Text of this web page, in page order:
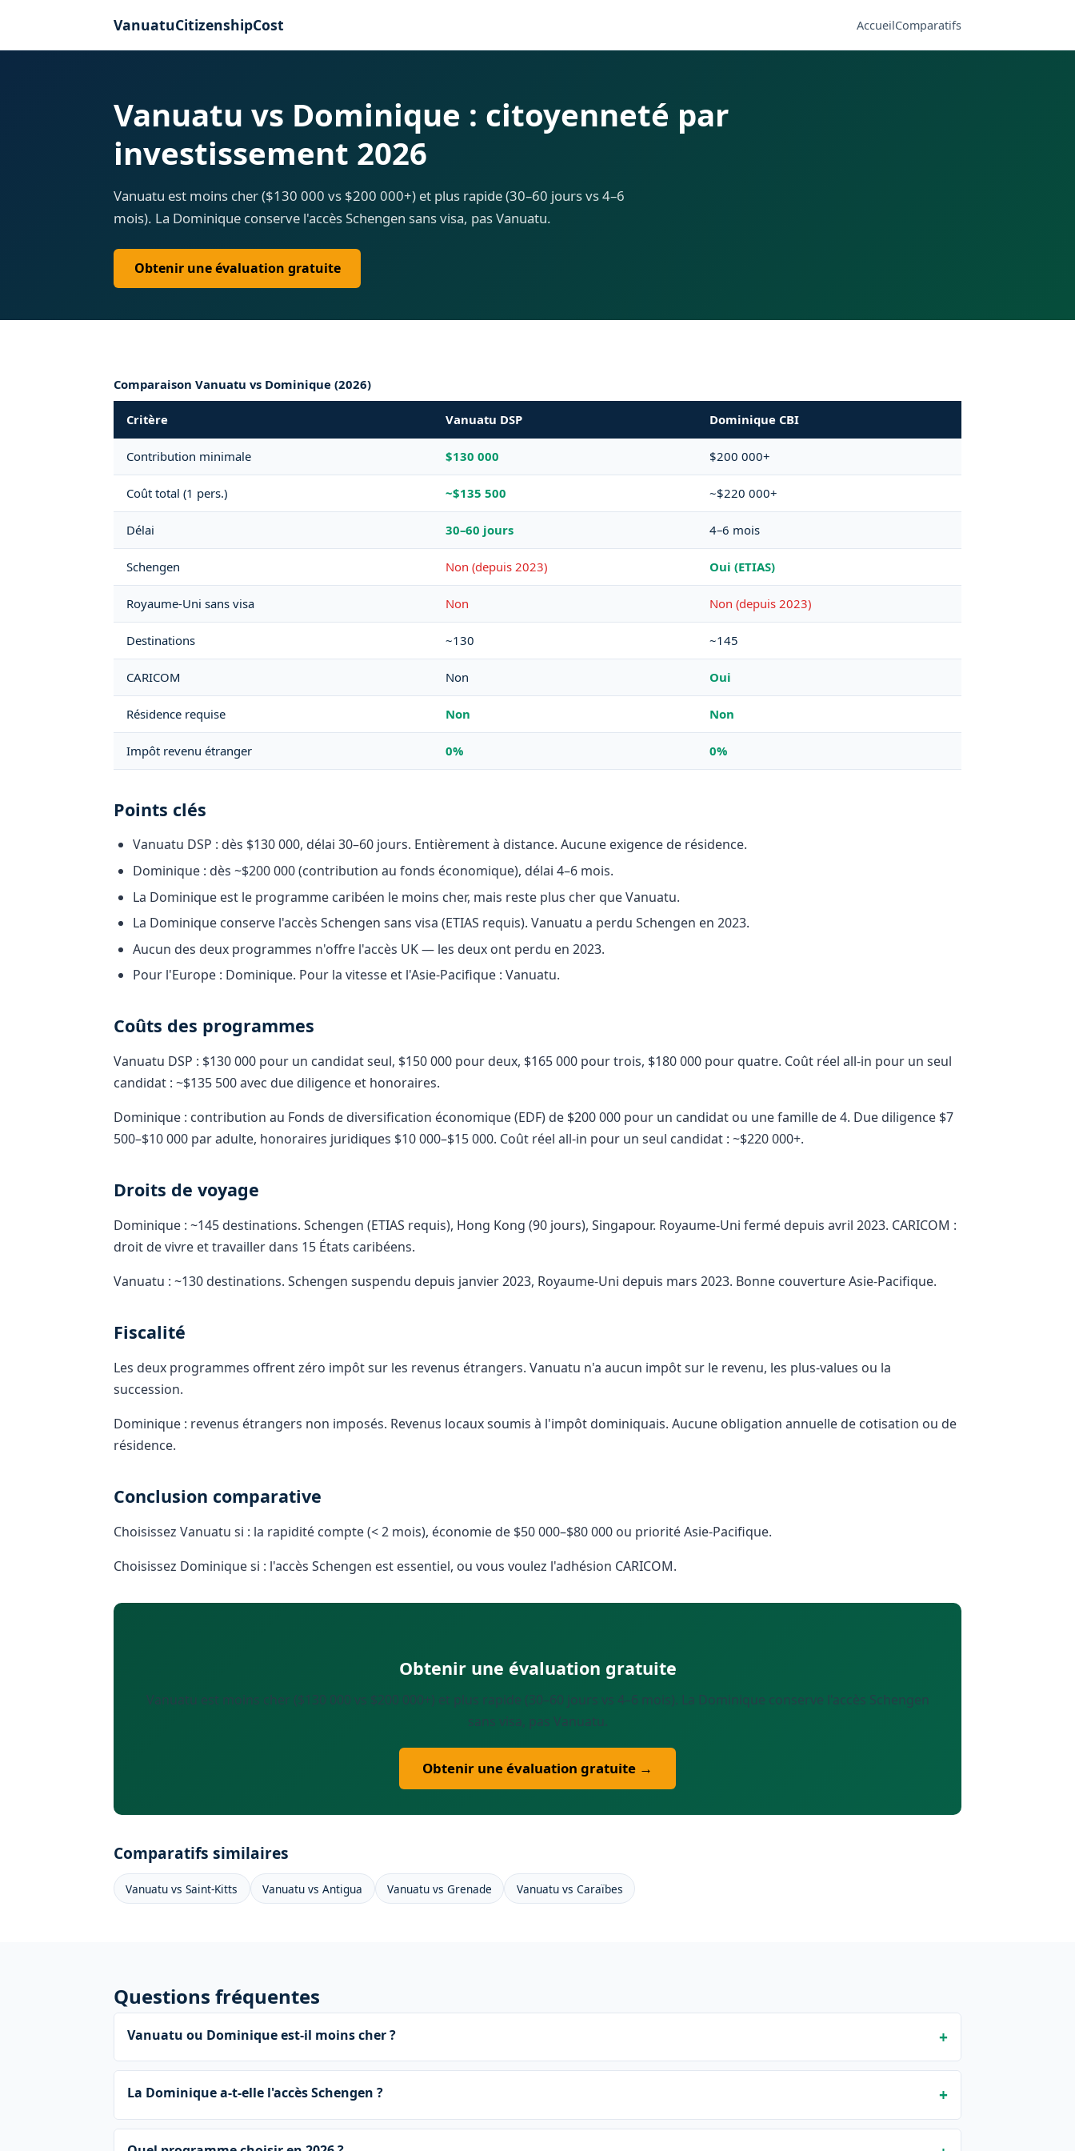
VanuatuCitizenshipCost AccueilComparatifs
Vanuatu vs Dominique : citoyenneté par
investissement 2026
Vanuatu est moins cher ($130 000 vs $200 000+) et plus rapide (30–60 jours vs 4–6
mois). La Dominique conserve l'accès Schengen sans visa, pas Vanuatu.
Obtenir une évaluation gratuite
Comparaison Vanuatu vs Dominique (2026)
Critère Vanuatu DSP Dominique CBI
Contribution minimale $130 000 $200 000+
Coût total (1 pers.) ~$135 500 ~$220 000+
Délai 30–60 jours 4–6 mois
Schengen Non (depuis 2023) Oui (ETIAS)
Royaume-Uni sans visa Non Non (depuis 2023)
Destinations ~130 ~145
CARICOM Non Oui
Résidence requise Non Non
Impôt revenu étranger 0% 0%
Points clés
Vanuatu DSP : dès $130 000, délai 30–60 jours. Entièrement à distance. Aucune exigence de résidence.
Dominique : dès ~$200 000 (contribution au fonds économique), délai 4–6 mois.
La Dominique est le programme caribéen le moins cher, mais reste plus cher que Vanuatu.
La Dominique conserve l'accès Schengen sans visa (ETIAS requis). Vanuatu a perdu Schengen en 2023.
Aucun des deux programmes n'offre l'accès UK — les deux ont perdu en 2023.
Pour l'Europe : Dominique. Pour la vitesse et l'Asie-Pacifique : Vanuatu.
Coûts des programmes
Vanuatu DSP : $130 000 pour un candidat seul, $150 000 pour deux, $165 000 pour trois, $180 000 pour quatre. Coût réel all-in pour un seul
candidat : ~$135 500 avec due diligence et honoraires.
Dominique : contribution au Fonds de diversification économique (EDF) de $200 000 pour un candidat ou une famille de 4. Due diligence $7
500–$10 000 par adulte, honoraires juridiques $10 000–$15 000. Coût réel all-in pour un seul candidat : ~$220 000+.
Droits de voyage
Dominique : ~145 destinations. Schengen (ETIAS requis), Hong Kong (90 jours), Singapour. Royaume-Uni fermé depuis avril 2023. CARICOM :
droit de vivre et travailler dans 15 États caribéens.
Vanuatu : ~130 destinations. Schengen suspendu depuis janvier 2023, Royaume-Uni depuis mars 2023. Bonne couverture Asie-Pacifique.
Fiscalité
Les deux programmes offrent zéro impôt sur les revenus étrangers. Vanuatu n'a aucun impôt sur le revenu, les plus-values ou la
succession.
Dominique : revenus étrangers non imposés. Revenus locaux soumis à l'impôt dominiquais. Aucune obligation annuelle de cotisation ou de
résidence.
Conclusion comparative
Choisissez Vanuatu si : la rapidité compte (< 2 mois), économie de $50 000–$80 000 ou priorité Asie-Pacifique.
Choisissez Dominique si : l'accès Schengen est essentiel, ou vous voulez l'adhésion CARICOM.
Obtenir une évaluation gratuite
Vanuatu est moins cher ($130 000 vs $200 000+) et plus rapide (30–60 jours vs 4–6 mois). La Dominique conserve l'accès Schengen
sans visa, pas Vanuatu.
Obtenir une évaluation gratuite →
Comparatifs similaires
Vanuatu vs Saint-Kitts Vanuatu vs Antigua Vanuatu vs Grenade Vanuatu vs Caraïbes
Questions fréquentes
Vanuatu ou Dominique est-il moins cher ?
La Dominique a-t-elle l'accès Schengen ?